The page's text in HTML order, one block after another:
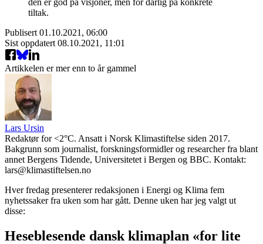
tiltak.
Publisert 01.10.2021, 06:00
Sist oppdatert 08.10.2021, 11:01
Artikkelen er mer enn to år gammel
Lars Ursin
Redaktør for <2°C. Ansatt i Norsk Klimastiftelse siden 2017.
Bakgrunn som journalist, forskningsformidler og researcher fra blant
annet Bergens Tidende, Universitetet i Bergen og BBC. Kontakt:
lars@klimastiftelsen.no
Hver fredag presenterer redaksjonen i Energi og Klima fem
nyhetssaker fra uken som har gått. Denne uken har jeg valgt ut
disse:
Heseblesende dansk klimaplan «for lite